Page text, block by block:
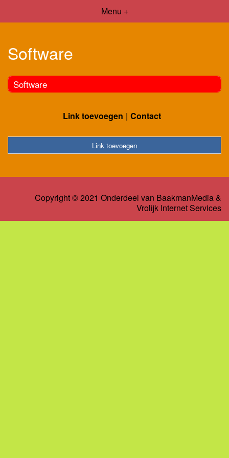
Menu +
Software
Software
Link toevoegen Contact
Link toevoegen
Copyright © 2021 Onderdeel van BaakmanMedia&
Vrolijk Internet Services